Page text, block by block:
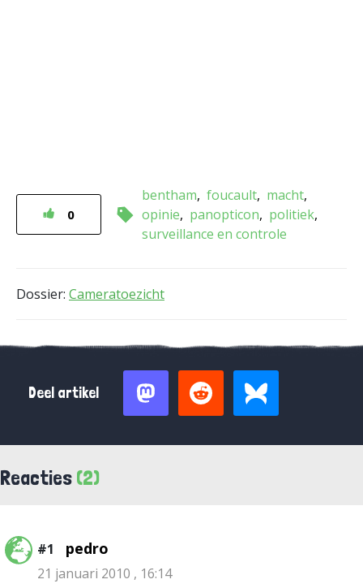
0
bentham foucault macht
opinie
panopticon
politiek
surveillance en controle
Dossier: Cameratoezicht
Deel artikel
Reacties (2)
#1 pedro
21 januari 2010 , 16:14